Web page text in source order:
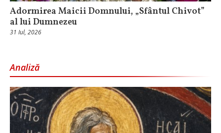
Adormirea Maicii Domnului, „Sfântul Chivot”
al lui Dumnezeu
31 Iul, 2026
Analiză